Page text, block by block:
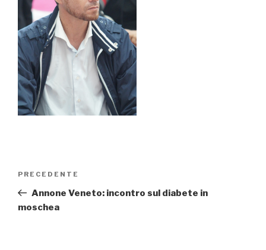
Navigazione
Articolo
precedente:
PRECEDENTE
Annone Veneto: incontro sul diabete in
moschea